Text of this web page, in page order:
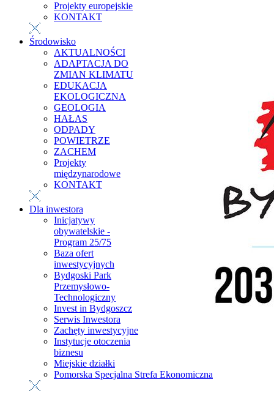
Projekty europejskie
KONTAKT
Środowisko
AKTUALNOŚCI
ADAPTACJA DO
ZMIAN KLIMATU
EDUKACJA
EKOLOGICZNA
GEOLOGIA
HAŁAS
ODPADY
POWIETRZE
ZACHEM
Projekty
międzynarodowe
KONTAKT
Dla inwestora
Inicjatywy
obywatelskie -
Program 25/75
Baza ofert
inwestycyjnych
Bydgoski Park
Przemysłowo-
Technologiczny
Invest in Bydgoszcz
Serwis Inwestora
Zachęty inwestycyjne
Instytucje otoczenia
biznesu
Miejskie działki
Pomorska Specjalna Strefa Ekonomiczna